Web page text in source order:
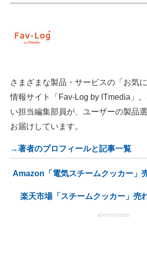
さまざまな製品・サービスの「お気
情報サイト「Fav-Log by ITmedia」
い担当編集部員が、ユーザーの製品
お届けしています。
→著者のプロフィールと記事一覧
Amazon「電気スチームクッカー」
楽天市場「スチームクッカー」売
advertisement